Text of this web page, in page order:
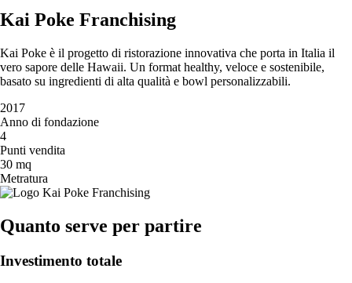
Kai Poke Franchising
Kai Poke è il progetto di ristorazione innovativa che porta in Italia il
vero sapore delle Hawaii. Un format healthy, veloce e sostenibile,
basato su ingredienti di alta qualità e bowl personalizzabili.
2017
Anno di fondazione
4
Punti vendita
30 mq
Metratura
Quanto serve per partire
Investimento totale